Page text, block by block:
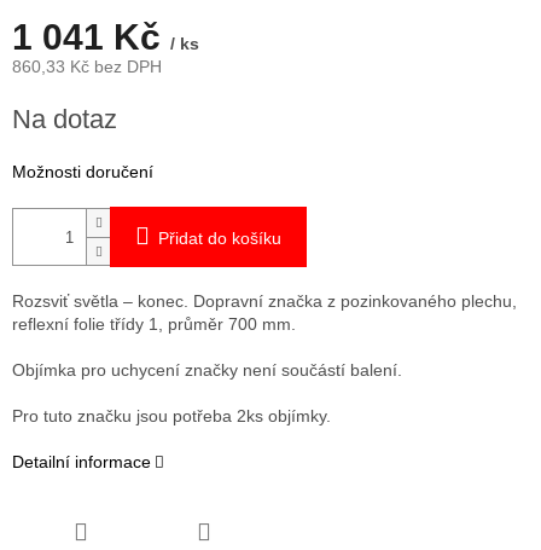
1 041 Kč / ks
860,33 Kč bez DPH
cena:
Na dotaz
Možnosti doručení
Přidat do košíku
Rozsviť světla – konec. Dopravní značka z pozinkovaného plechu,
reflexní folie třídy 1, průměr 700 mm.
Objímka pro uchycení značky není součástí balení.
Pro tuto značku jsou potřeba 2ks objímky.
Detailní informace